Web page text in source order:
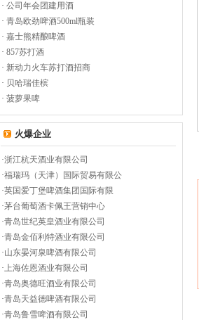
· 公司年会团建用酒
· 青岛欧劲啤酒500ml瓶装
· 嘉士熊精酿啤酒
· 857苏打酒
· 新动力火车苏打酒招商
· 贝哈瑞佳槟
· 菠萝果啤
火爆企业
·浙江杭天酒业有限公司
·福瑞玛（天津）国际贸易有限公
·英国爱丁堡啤酒集团国际有限
·茅台葡萄酒卡佩王营销中心
·青岛世纪英皇酒业有限公司
·青岛金佰利特酒业有限公司
·山东晏河泉啤酒有限公司
·上海佐恩酒业有限公司
·青岛奥德旺酒业有限公司
·青岛天益德啤酒有限公司
·青岛鲁雪啤酒有限公司